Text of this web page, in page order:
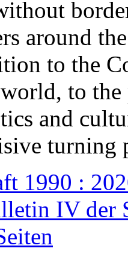
around
to the
to the
and
turning
1990 :
IV der